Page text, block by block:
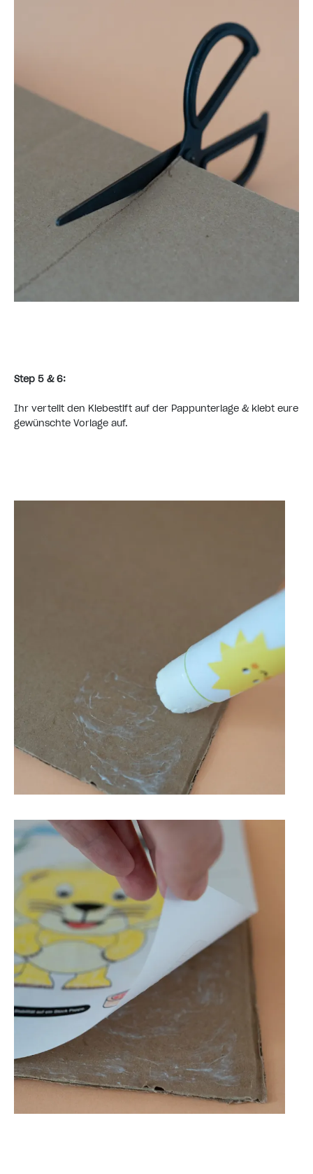
Step 5 & 6:
Ihr verteilt den Klebestift auf der Pappunterlage & klebt eure
gewünschte Vorlage auf.